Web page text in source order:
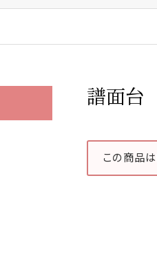
譜面台
この商品は